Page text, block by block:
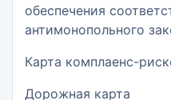
обеспечения
антимонопольного
Карта комплаенс-
Дорожная карта